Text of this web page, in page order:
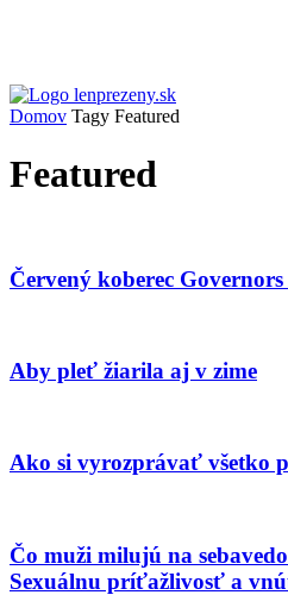
Domov Tagy Featured
Featured
Červený koberec
Aby pleť žiarila aj v zime
Ako si vyrozprávať všetko
Čo muži milujú na
Sexuálnu príťažlivosť a